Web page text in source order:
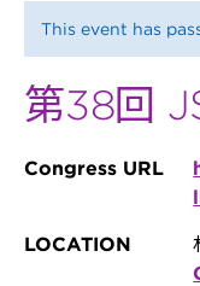
This event has
第38回
Congress URL
LOCATION